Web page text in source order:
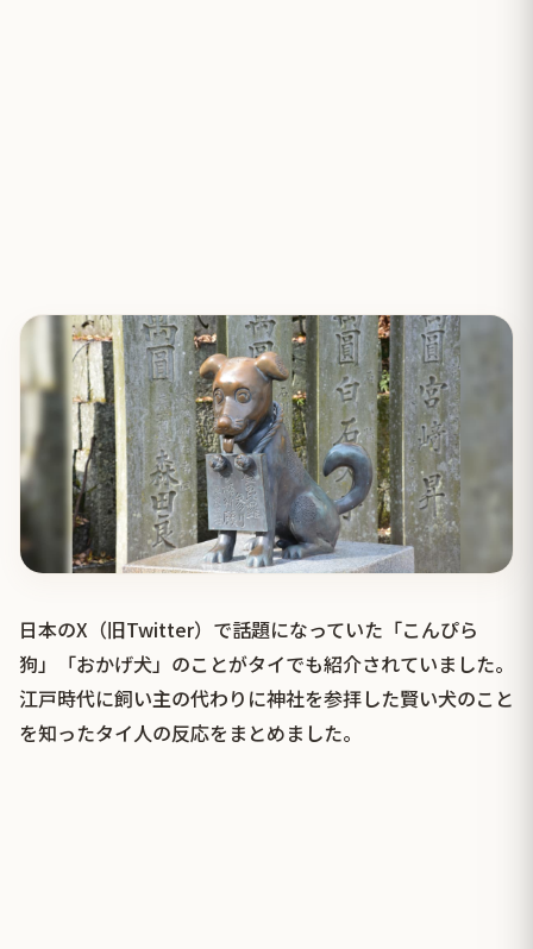
日本のX（旧Twitter）で話題になっていた「こんぴら
狗」「おかげ犬」のことがタイでも紹介されていました。
江戸時代に飼い主の代わりに神社を参拝した賢い犬のこと
を知ったタイ人の反応をまとめました。